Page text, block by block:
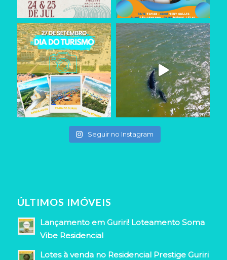
Seguir no Instagram
ÚLTIMOS IMÓVEIS
Lançamento em Guriri! Loteamento Soma
Vibe Residencial
Lotes à venda no Residencial Prestige Guriri